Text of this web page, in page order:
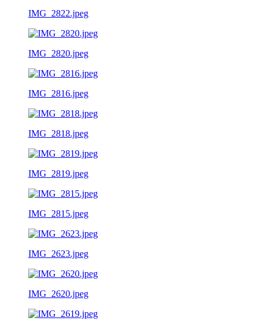
IMG_2822.jpeg
IMG_2820.jpeg
IMG_2816.jpeg
IMG_2818.jpeg
IMG_2819.jpeg
IMG_2815.jpeg
IMG_2623.jpeg
IMG_2620.jpeg